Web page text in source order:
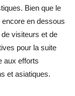
Bien que le
en dessous
visiteurs et de
pour la suite
aux efforts
et asiatiques.